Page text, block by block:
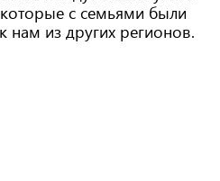
с семьями были
нам из других регионов.